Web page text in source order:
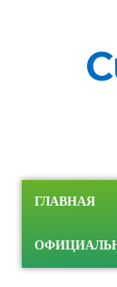
ГЛАВНАЯ